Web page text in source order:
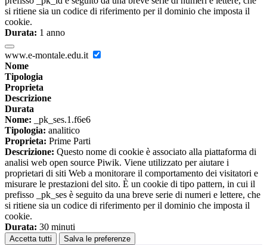
si ritiene sia un codice di riferimento per il dominio che imposta il
cookie.
Durata: 1 anno
www.e-montale.edu.it
Nome
Tipologia
Proprieta
Descrizione
Durata
Nome: _pk_ses.1.f6e6
Tipologia: analitico
Proprieta: Prime Parti
Descrizione: Questo nome di cookie è associato alla piattaforma di
analisi web open source Piwik. Viene utilizzato per aiutare i
proprietari di siti Web a monitorare il comportamento dei visitatori e
misurare le prestazioni del sito. È un cookie di tipo pattern, in cui il
prefisso _pk_ses è seguito da una breve serie di numeri e lettere, che
si ritiene sia un codice di riferimento per il dominio che imposta il
cookie.
Durata: 30 minuti
Accetta tutti Salva le preferenze